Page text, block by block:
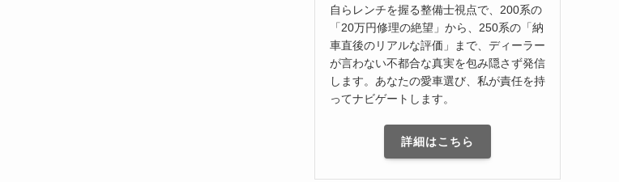
自らレンチを握る整備士視点で、200系の
「20万円修理の絶望」から、250系の「納
車直後のリアルな評価」まで、ディーラー
が言わない不都合な真実を包み隠さず発信
します。あなたの愛車選び、私が責任を持
ってナビゲートします。
詳細はこちら